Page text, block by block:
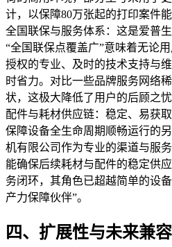
计，以保障80万张起的打印案件能
全国联保与服务体系：这是爱普
“全国联保点覆盖广”意味着无论
授权的专业、及时的技术支持与
时省力。对比一些品牌服务网络
状，这极大降低了用户的后顾之忧
配件与耗材供应链：稳定、易获
保障设备全生命周期顺畅运行的
机有限公司作为专业的渠道与服
能确保后续耗材与配件的稳定供
务闭环，其角色已超越简单的设
产力保障伙伴”。
四、扩展性与未来兼